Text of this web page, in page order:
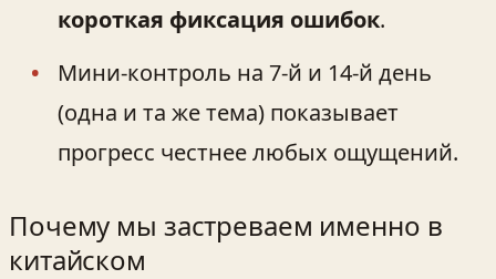
короткая фиксация ошибок.
Мини‑контроль на 7-й и 14-й день
(одна и та же тема) показывает
прогресс честнее любых ощущений.
Почему мы застреваем именно в
китайском